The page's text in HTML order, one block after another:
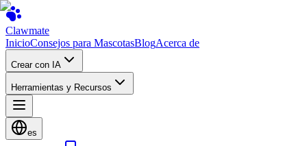
Clawmate
InicioConsejos para MascotasBlogAcerca de
Crear con IA
Herramientas y Recursos
es